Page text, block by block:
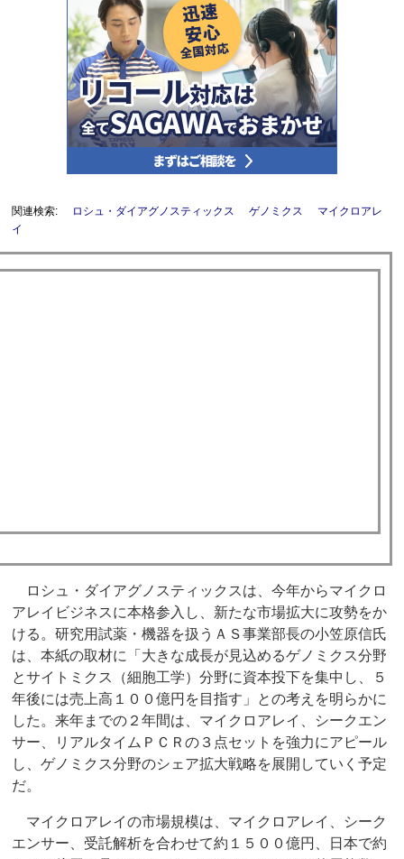
関連検索: ロシュ・ダイアグノスティックス ゲノミクス
マイクロアレ
イ
ロシュ・ダイアグノスティックスは、今年からマイクロ
アレイビジネスに本格参入し、新たな市場拡大に攻勢をか
ける。研究用試薬・機器を扱うＡＳ事業部長の小笠原信氏
は、本紙の取材に「大きな成長が見込めるゲノミクス分野
とサイトミクス（細胞工学）分野に資本投下を集中し、５
年後には売上高１００億円を目指す」との考えを明らかに
した。来年までの２年間は、マイクロアレイ、シークエン
サー、リアルタイムＰＣＲの３点セットを強力にアピール
し、ゲノミクス分野のシェア拡大戦略を展開していく予定
だ。
マイクロアレイの市場規模は、マイクロアレイ、シーク
エンサー、受託解析を合わせて約１５００億円、日本で約